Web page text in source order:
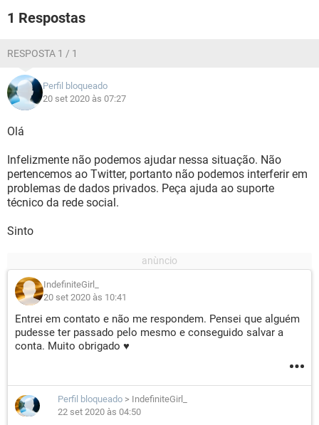
1 Respostas
RESPOSTA 1 / 1
Perfil bloqueado
20 set 2020 às 07:27
Olá
Infelizmente não podemos ajudar nessa situação. Não
pertencemos ao Twitter, portanto não podemos interferir em
problemas de dados privados. Peça ajuda ao suporte
técnico da rede social.
Sinto
IndefiniteGirl_
20 set 2020 às 10:41
Entrei em contato e não me respondem. Pensei que alguém
pudesse ter passado pelo mesmo e conseguido salvar a
conta. Muito obrigado ♥️
Perfil bloqueado > IndefiniteGirl_
22 set 2020 às 04:50